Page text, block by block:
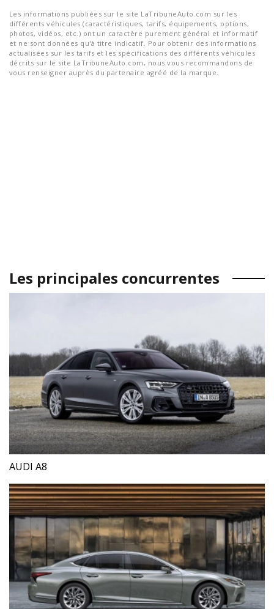
Les informations publiées sur le site LaTribuneAuto.com sur les
différents véhicules (caractéristiques, tarifs, équipements, options,
photos, vidéos, etc.) ont un caractère purement général et informatif
et ne sont données qu'à titre indicatif. Pour obtenir des informations
actualisées sur les tarifs et les spécifications des différents véhicules
décrits sur le site LaTribuneAuto.com, nous vous recommandons de
vous renseigner auprès du partenaire agréé de la marque.
Les principales concurrentes
AUDI A8